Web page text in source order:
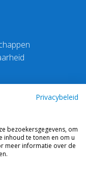
Privacybeleid
bezoekersgegevens, om
inhoud te tonen en om u
meer informatie over de